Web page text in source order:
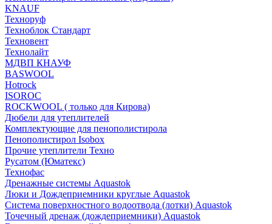
KNАUF
Технoруф
Техноблок Стандарт
Техновент
Технолайт
МДВП КНАУФ
BASWOOL
Hotrock
ISOROC
ROCKWOOL ( только для Кирова)
Дюбели для утеплителей
Комплектующие для пенополистирола
Пенополистирол Isobox
Прочие утеплители Техно
Русатом (Юматекс)
Технофас
Дренажные системы Aquastok
Люки и Дождеприемники круглые Aquastok
Система поверхностного водоотвода (лотки) Aquastok
Точечный дренаж (дождеприемники) Aquastok